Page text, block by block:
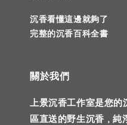
沉香看懂這邊就夠了
完整的沉香百科全書
關於我們
上景沉香工作室是您
區直送的野生沉香，純